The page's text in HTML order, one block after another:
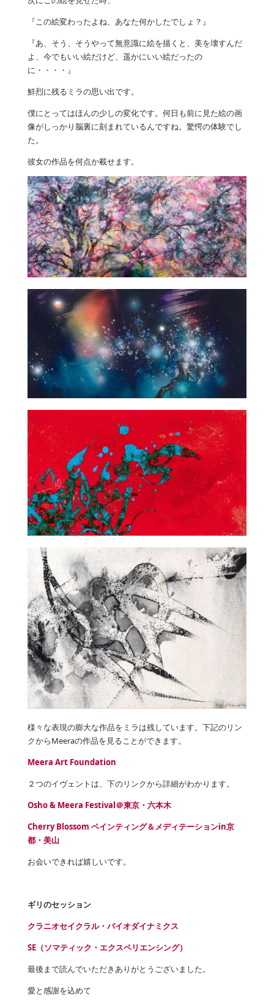
『この絵変わったよね、あなた何かしたでしょ？』
『あ、そう、そうやって無意識に絵を描くと、美を壊すんだ
よ、今でもいい絵だけど、遥かにいい絵だったの
に・・・・』
鮮烈に残るミラの思い出です。
僕にとってはほんの少しの変化です。何日も前に見た絵の画
像がしっかり脳裏に刻まれているんですね。驚愕の体験でし
た。
彼女の作品を何点か載せます。
様々な表現の膨大な作品をミラは残しています。下記のリン
クからMeeraの作品を見ることができます。
Meera Art Foundation
２つのイヴェントは、下のリンクから詳細がわかります。
Osho & Meera Festival＠東京・六本木
Cherry Blossom ペインティング＆メディテーションin京
都・美山
お会いできれば嬉しいです。
ギリのセッション
クラニオセイクラル・バイオダイナミクス
SE（ソマティック・エクスペリエンシング）
最後まで読んでいただきありがとうございました。
愛と感謝を込めて